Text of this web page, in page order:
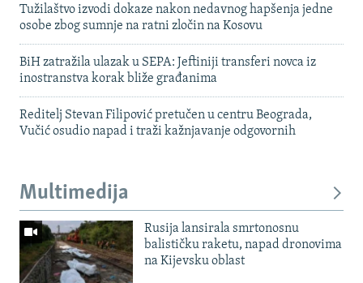
Tužilaštvo izvodi dokaze nakon nedavnog hapšenja jedne
osobe zbog sumnje na ratni zločin na Kosovu
BiH zatražila ulazak u SEPA: Jeftiniji transferi novca iz
inostranstva korak bliže građanima
Reditelj Stevan Filipović pretučen u centru Beograda,
Vučić osudio napad i traži kažnjavanje odgovornih
Multimedija
Rusija lansirala smrtonosnu
balističku raketu, napad dronovima
na Kijevsku oblast